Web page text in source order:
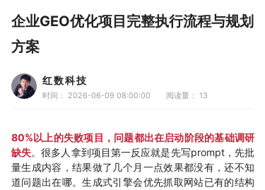
企业GEO优化项目完整执行流程与规划
方案
红数科技
时间： 2026-06-09 08:00:00 阅读量： 13
80%以上的失败项目，问题都出在启动阶段的基础调研
缺失。很多人拿到项目第一反应就是先写prompt，先批
量生成内容，结果做了几个月一点效果都没有，还不知
道问题出在哪。生成式引擎会优先抓取网站已有的结构